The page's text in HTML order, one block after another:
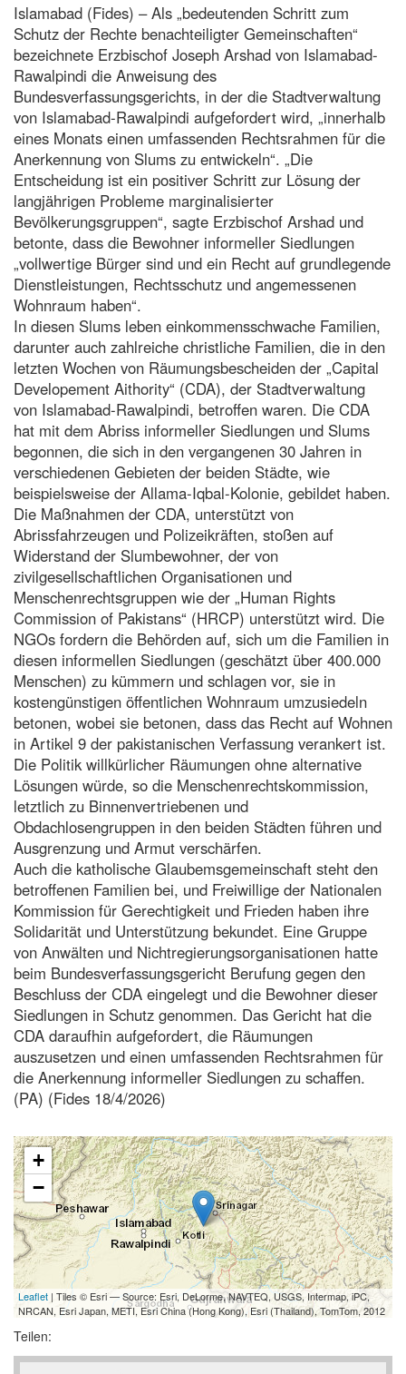
Islamabad (Fides) – Als „bedeutenden Schritt zum
Schutz der Rechte benachteiligter Gemeinschaften“
bezeichnete Erzbischof Joseph Arshad von Islamabad-
Rawalpindi die Anweisung des
Bundesverfassungsgerichts, in der die Stadtverwaltung
von Islamabad-Rawalpindi aufgefordert wird, „innerhalb
eines Monats einen umfassenden Rechtsrahmen für die
Anerkennung von Slums zu entwickeln“. „Die
Entscheidung ist ein positiver Schritt zur Lösung der
langjährigen Probleme marginalisierter
Bevölkerungsgruppen“, sagte Erzbischof Arshad und
betonte, dass die Bewohner informeller Siedlungen
„vollwertige Bürger sind und ein Recht auf grundlegende
Dienstleistungen, Rechtsschutz und angemessenen
Wohnraum haben“.
In diesen Slums leben einkommensschwache Familien,
darunter auch zahlreiche christliche Familien, die in den
letzten Wochen von Räumungsbescheiden der „Capital
Developement Aithority“ (CDA), der Stadtverwaltung
von Islamabad-Rawalpindi, betroffen waren. Die CDA
hat mit dem Abriss informeller Siedlungen und Slums
begonnen, die sich in den vergangenen 30 Jahren in
verschiedenen Gebieten der beiden Städte, wie
beispielsweise der Allama-Iqbal-Kolonie, gebildet haben.
Die Maßnahmen der CDA, unterstützt von
Abrissfahrzeugen und Polizeikräften, stoßen auf
Widerstand der Slumbewohner, der von
zivilgesellschaftlichen Organisationen und
Menschenrechtsgruppen wie der „Human Rights
Commission of Pakistans“ (HRCP) unterstützt wird. Die
NGOs fordern die Behörden auf, sich um die Familien in
diesen informellen Siedlungen (geschätzt über 400.000
Menschen) zu kümmern und schlagen vor, sie in
kostengünstigen öffentlichen Wohnraum umzusiedeln
betonen, wobei sie betonen, dass das Recht auf Wohnen
in Artikel 9 der pakistanischen Verfassung verankert ist.
Die Politik willkürlicher Räumungen ohne alternative
Lösungen würde, so die Menschenrechtskommission,
letztlich zu Binnenvertriebenen und
Obdachlosengruppen in den beiden Städten führen und
Ausgrenzung und Armut verschärfen.
Auch die katholische Glaubemsgemeinschaft steht den
betroffenen Familien bei, und Freiwillige der Nationalen
Kommission für Gerechtigkeit und Frieden haben ihre
Solidarität und Unterstützung bekundet. Eine Gruppe
von Anwälten und Nichtregierungsorganisationen hatte
beim Bundesverfassungsgericht Berufung gegen den
Beschluss der CDA eingelegt und die Bewohner dieser
Siedlungen in Schutz genommen. Das Gericht hat die
CDA daraufhin aufgefordert, die Räumungen
auszusetzen und einen umfassenden Rechtsrahmen für
die Anerkennung informeller Siedlungen zu schaffen.
(PA) (Fides 18/4/2026)
+
−
Leaflet | Tiles © Esri — Source: Esri, DeLorme, NAVTEQ, USGS, Intermap, iPC,
NRCAN, Esri Japan, METI, Esri China (Hong Kong), Esri (Thailand), TomTom, 2012
Teilen: